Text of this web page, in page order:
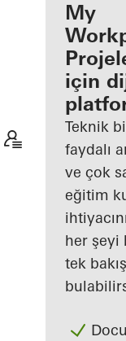
olarak
My
My
için
Teknik
faydalı
ve çok
eğitim
her şeyi
tek